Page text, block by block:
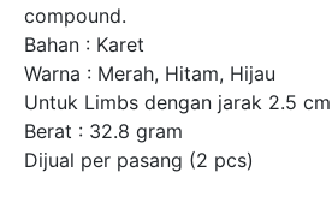
compound.
Bahan : Karet
Warna : Merah, Hitam, Hijau
Untuk Limbs dengan jarak 2.5 cm
Berat : 32.8 gram
Dijual per pasang (2 pcs)